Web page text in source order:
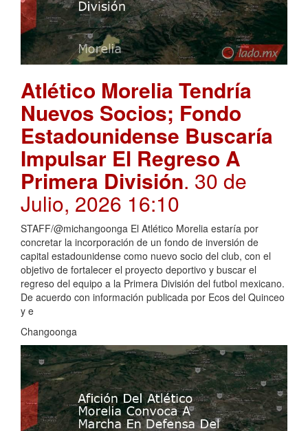
Atlético Morelia Tendría
Nuevos Socios; Fondo
Estadounidense Buscaría
Impulsar El Regreso A
Primera División. 30 de
Julio, 2026 16:10
STAFF/@michangoonga El Atlético Morelia estaría por
concretar la incorporación de un fondo de inversión de
capital estadounidense como nuevo socio del club, con el
objetivo de fortalecer el proyecto deportivo y buscar el
regreso del equipo a la Primera División del futbol mexicano.
De acuerdo con información publicada por Ecos del Quinceo
y e
Changoonga